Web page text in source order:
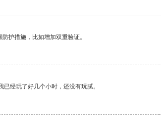
护措施，比如增加双重验证。
经玩了好几个小时，还没有玩腻。